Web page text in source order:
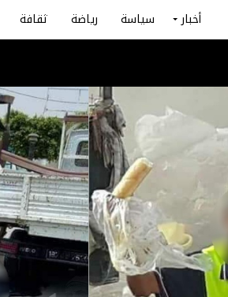
أخبار سياسة رياضة ثقافة